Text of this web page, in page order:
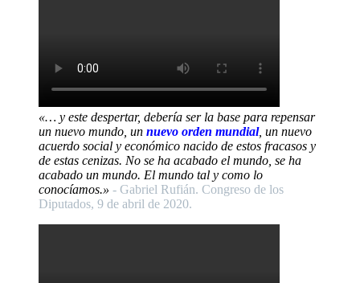
«… y este despertar, debería ser la base para repensar
un nuevo mundo, un nuevo orden mundial, un nuevo
acuerdo social y económico nacido de estos fracasos y
de estas cenizas. No se ha acabado el mundo, se ha
acabado un mundo. El mundo tal y como lo
conocíamos.» - Gabriel Rufián. Congreso de los
Diputados, 9 de abril de 2020.